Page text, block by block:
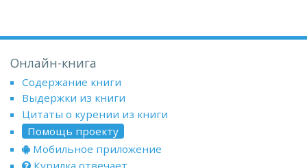
Онлайн-книга
Содержание книги
Выдержки из книги
Цитаты о курении из книги
Помощь проекту
Мобильное приложение
Курилка отвечает